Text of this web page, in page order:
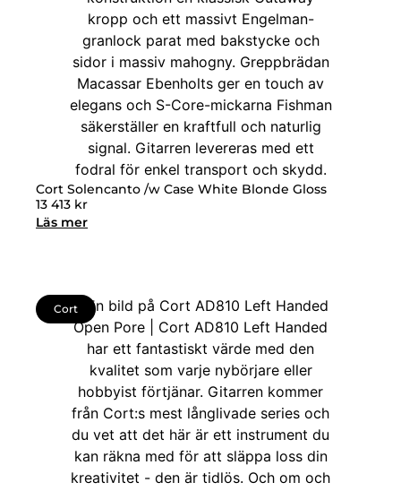
Cort Solencanto /w Case White Blonde Gloss
13 413 kr
Läs mer
Cort